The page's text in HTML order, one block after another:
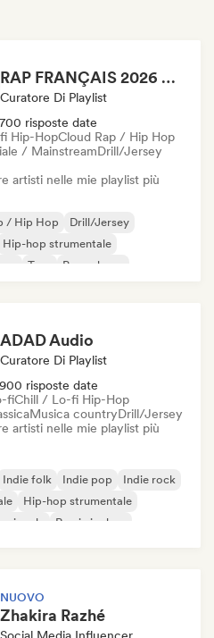
RAP FRANÇAIS 2026 🔥🇫🇷 (Way Records)
Curatore Di Playlist
risposte date
Hip-HopCloud Rap / Hip Hop
/ MainstreamDrill/Jersey
artisti nelle mie playlist più
/ Hip Hop
Drill/Jersey
Hip-hop strumentale
Trap
Pop urbano
ADAD Audio
Curatore Di Playlist
risposte date
fiChill / Lo-fi Hip-Hop
Musica countryDrill/Jersey
artisti nelle mie playlist più
Indie folk Indie pop
Indie rock
Hip-hop strumentale
Rap in inglese
NUOVO
Zhakira Razhé
Social Media Influencer